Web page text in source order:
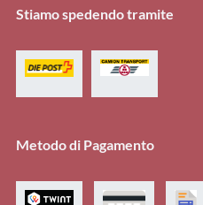
Stiamo spedendo tramite
Metodo di Pagamento